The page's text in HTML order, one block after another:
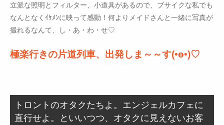
立派な照明とフィルター、小道具があるので、ブサイクな私でも
なんとなくｲｹﾒﾝに映って感動！何よりメイドさんと一緒に写真が
撮れるなんて、し・あ・わ・せ♡
極楽行きの片道列車、出発しま～～す(•ө•)♡
トロントのオタクたちよ。エンジェルカフェに
直行せよ。といいつつ、オタクに見えないお客